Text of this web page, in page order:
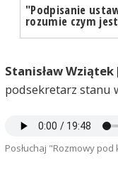
"Podpisanie
rozumie czym
Stanisław Wziątek
podsekretarz stanu
Posłuchaj "Rozmowy